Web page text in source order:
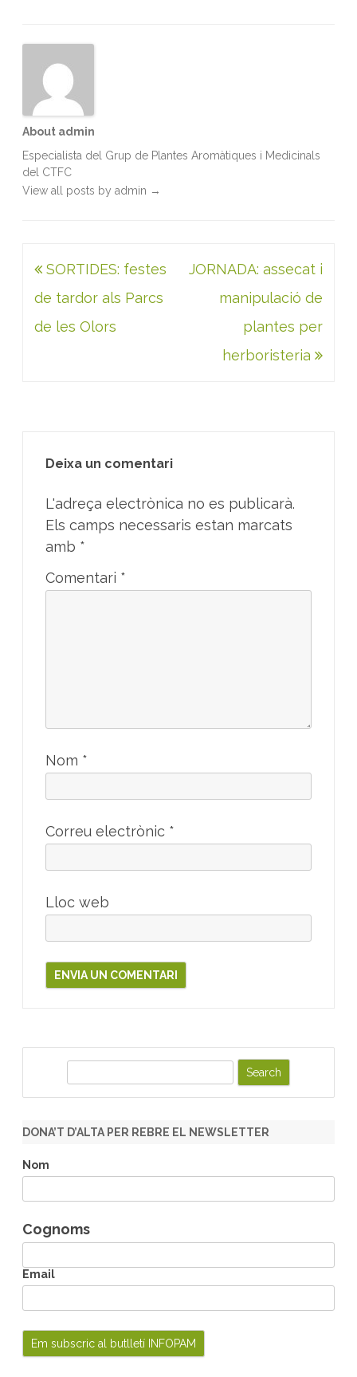
About admin
Especialista del Grup de Plantes Aromàtiques i Medicinals
del CTFC
View all posts by admin →
Navegació
d'entrades
SORTIDES: festes
de tardor als Parcs
de les Olors
JORNADA: assecat i
manipulació de
plantes per
herboristeria
Deixa un comentari
L'adreça electrònica no es publicarà.
Els camps necessaris estan marcats
amb *
Comentari *
Nom *
Correu electrònic *
Lloc web
r
h
DONA’T D’ALTA PER REBRE EL NEWSLETTER
Nom
Cognoms
Email